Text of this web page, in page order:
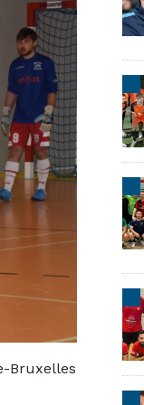
Bruxelles